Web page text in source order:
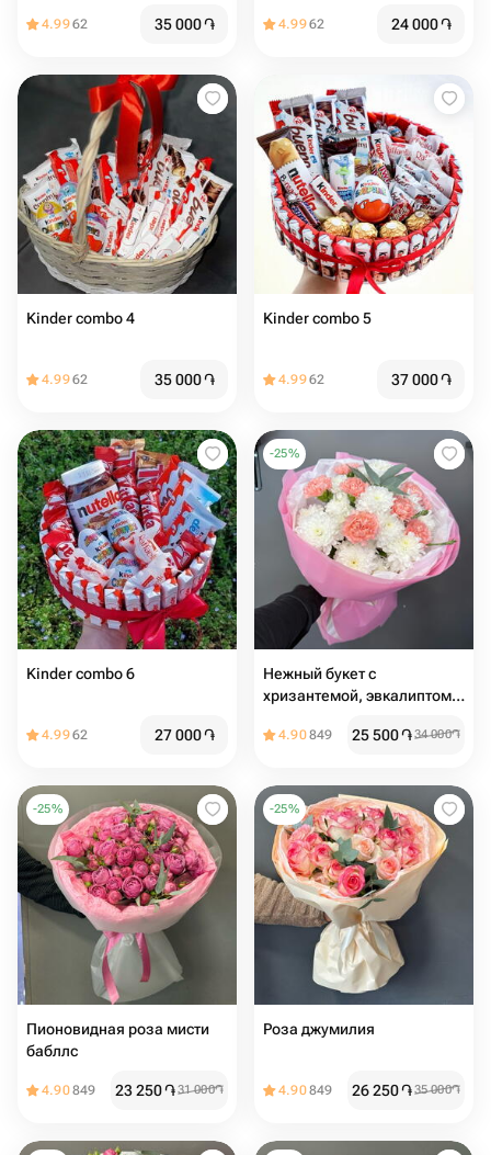
4.9962 35 000֏ 4.9962 24 000֏
Kinder combo 4
4.9962 35 000֏
Kinder combo 5
4.9962 37 000֏
Kinder combo 6
4.9962 27 000֏
-25%
Нежный букет с
хризантемой, эвкалиптом и
4.90849 25 500֏34 000֏
-25%
Пионовидная роза мисти
бабллс️
4.90849 23 250֏31 000֏
-25%
Роза джумилия️
4.90849 26 250֏35 000֏